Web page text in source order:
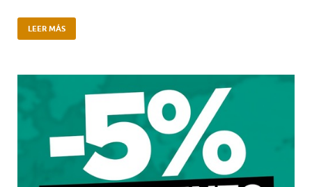
LEER MÁS